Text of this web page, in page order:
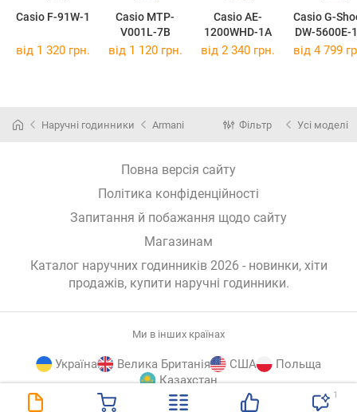
1
Casio F-91W-1
Casio MTP-
V001L-7B
Casio AE-
1200WHD-1A
Casio G-
DW-5600E-
від 1 320 грн. від 1 120 грн. від 2 340 грн. від 4 799
Наручні годинники Armani Фільтр Усі моделі
Повна версія сайту
Політика конфіденційності
Запитання й побажання щодо сайту
Магазинам
Каталог наручних годинників 2026 - новинки, хіти
продажів, купити наручні годинники.
Ми в інших країнах
Україна Велика Британія США
Польща
Казахстан